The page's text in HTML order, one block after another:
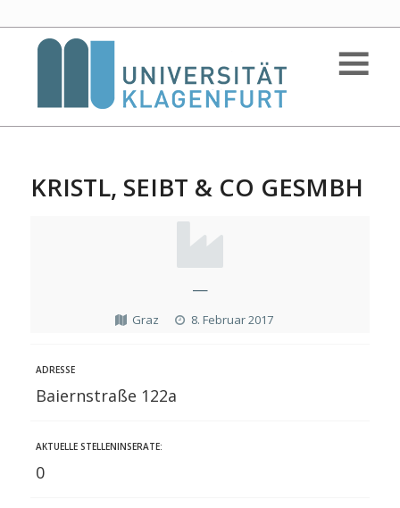
KRISTL, SEIBT & CO GESMBH
—
Graz 8. Februar 2017
ADRESSE
Baiernstraße 122a
AKTUELLE STELLENINSERATE:
0